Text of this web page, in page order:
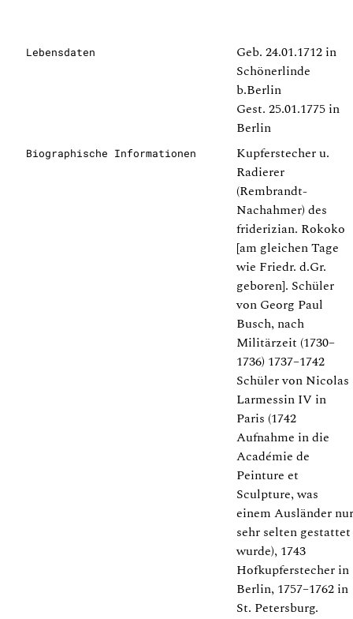
Lebensdaten
Geb. 24.01.1712 in
Schönerlinde
b.Berlin
Gest. 25.01.1775 in
Berlin
Biographische Informationen
Kupferstecher u.
Radierer
(Rembrandt-
Nachahmer) des
friderizian. Rokoko
[am gleichen Tage
wie Friedr. d.Gr.
geboren]. Schüler
von Georg Paul
Busch, nach
Militärzeit (1730–
1736) 1737–1742
Schüler von Nicolas
Larmessin IV in
Paris (1742
Aufnahme in die
Académie de
Peinture et
Sculpture, was
einem Ausländer nur
sehr selten gestattet
wurde), 1743
Hofkupferstecher in
Berlin, 1757–1762 in
St. Petersburg.